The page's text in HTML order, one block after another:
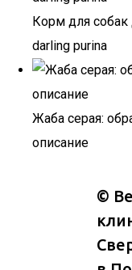
Корм для
darling purina
Жаба серая:
описание
©